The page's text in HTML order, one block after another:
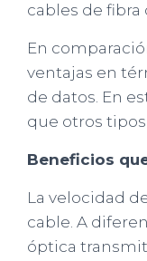
cables de fibra
En
ventajas en
de datos. En
que otros
Beneficios
La velocidad
cable. A
óptica